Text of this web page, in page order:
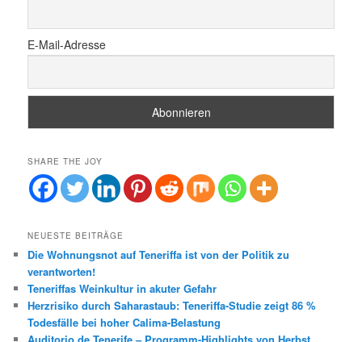
E-Mail-Adresse
SHARE THE JOY
NEUESTE BEITRÄGE
Die Wohnungsnot auf Teneriffa ist von der Politik zu
verantworten!
Teneriffas Weinkultur in akuter Gefahr
Herzrisiko durch Saharastaub: Teneriffa-Studie zeigt 86 %
Todesfälle bei hoher Calima-Belastung